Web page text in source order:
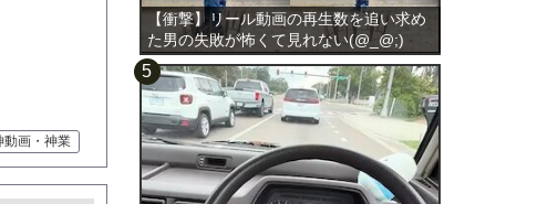
動画・神業
【衝撃】リール動画の再生数を追い求め
た男の失敗が怖くて見れない(@_@;)